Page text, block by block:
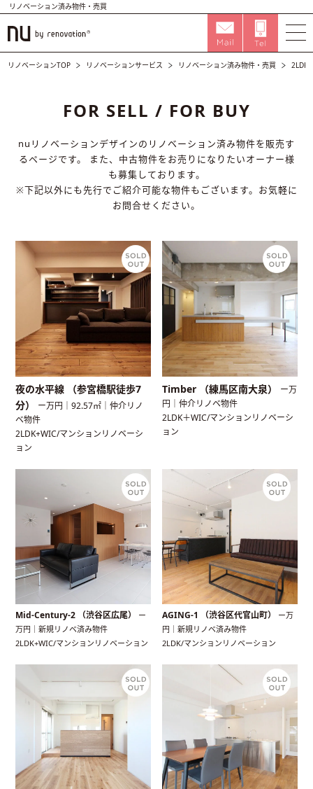
リノベーション済み物件・売買
リノベーションTOP リノベーションサービス リノベーション済み物件・売買 2LDK
FOR SELL / FOR BUY
nuリノベーションデザインのリノベーション済み物件を販売す
るページです。
また、中古物件をお売りになりたいオーナー様
も募集しております。
※下記以外にも先行でご紹介可能な物件もございます。お気軽に
お問合せください。
夜の水平線 （参宮橋駅徒歩7
分） ー万円｜92.57㎡｜仲介リノ
ベ物件
2LDK+WIC/マンションリノベーシ
ョン
Timber （練馬区南大泉）
ー万
円｜仲介リノベ物件
2LDK＋WIC/マンションリノベーシ
ョン
Mid-Century-2 （渋谷区広尾）
ー
万円｜新規リノベ済み物件
2LDK+WIC/マンションリノベーション
AGING-1 （渋谷区代官山町）
ー万
円｜新規リノベ済み物件
2LDK/マンションリノベーション